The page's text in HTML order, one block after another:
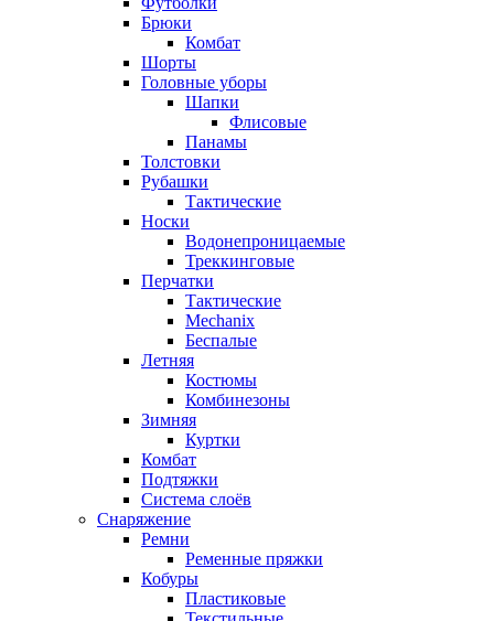
Брюки
Комбат
Шорты
Головные уборы
Шапки
Флисовые
Панамы
Толстовки
Рубашки
Тактические
Носки
Водонепроницаемые
Треккинговые
Перчатки
Тактические
Mechanix
Беспалые
Летняя
Костюмы
Комбинезоны
Зимняя
Куртки
Комбат
Подтяжки
Система слоёв
Снаряжение
Ремни
Ременные пряжки
Кобуры
Пластиковые